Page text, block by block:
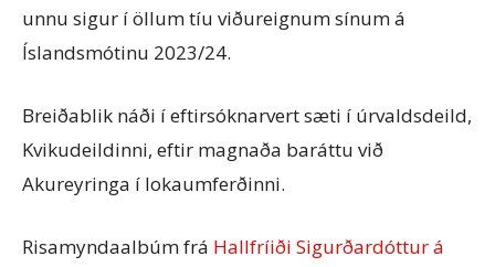
unnu sigur í öllum tíu viðureignum sínum á
Íslandsmótinu 2023/24.
Breiðablik náði í eftirsóknarvert sæti í úrvaldsdeild,
Kvikudeildinni, eftir magnaða baráttu við
Akureyringa í lokaumferðinni.
Risamyndaalbúm frá Hallfríiði Sigurðardóttur á